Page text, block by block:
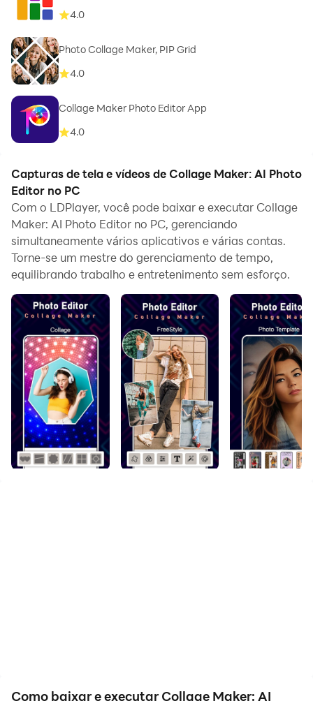
4.0
Photo Collage Maker, PIP Grid
4.0
Collage Maker Photo Editor App
4.0
Capturas de tela e vídeos de Collage Maker: AI Photo
Editor no PC
Com o LDPlayer, você pode baixar e executar Collage
Maker: AI Photo Editor no PC, gerenciando
simultaneamente vários aplicativos e várias contas.
Torne-se um mestre do gerenciamento de tempo,
equilibrando trabalho e entretenimento sem esforço.
Como baixar e executar Collage Maker: AI